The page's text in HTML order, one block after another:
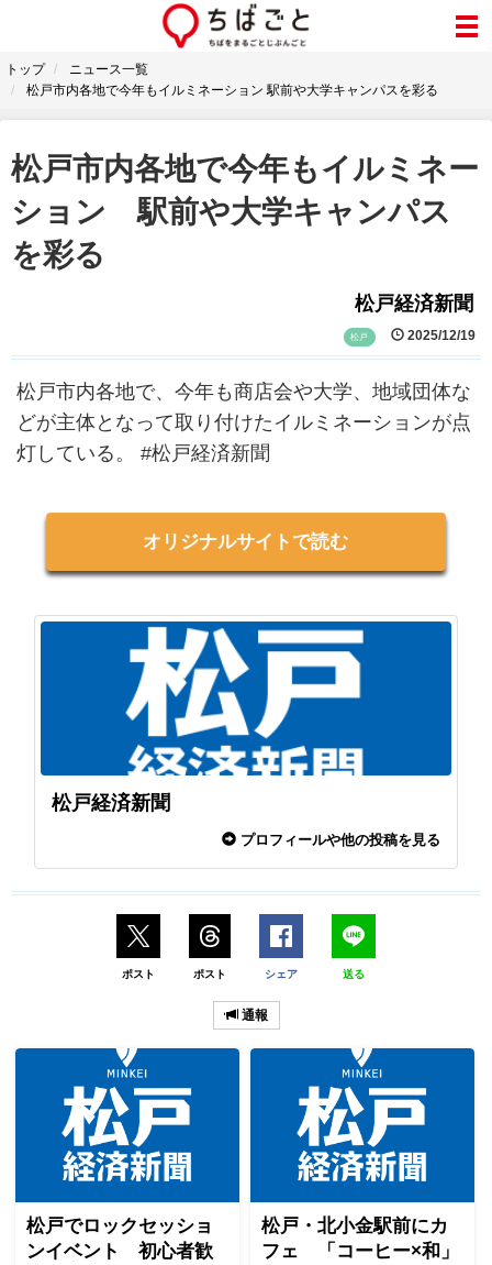
トップ
ニュース一覧
松戸市内各地で今年もイルミネーション 駅前や大学キャンパスを彩る
松戸市内各地で今年もイルミネー
ション 駅前や大学キャンパス
を彩る
松戸経済新聞
松戸 2025/12/19
松戸市内各地で、今年も商店会や大学、地域団体な
どが主体となって取り付けたイルミネーションが点
灯している。 #松戸経済新聞
オリジナルサイトで読む
松戸経済新聞
プロフィールや他の投稿を見る
ポスト ポスト シェア 送る
通報
松戸でロックセッショ
ンイベント 初心者歓
松戸・北小金駅前にカ
フェ 「コーヒー×和」